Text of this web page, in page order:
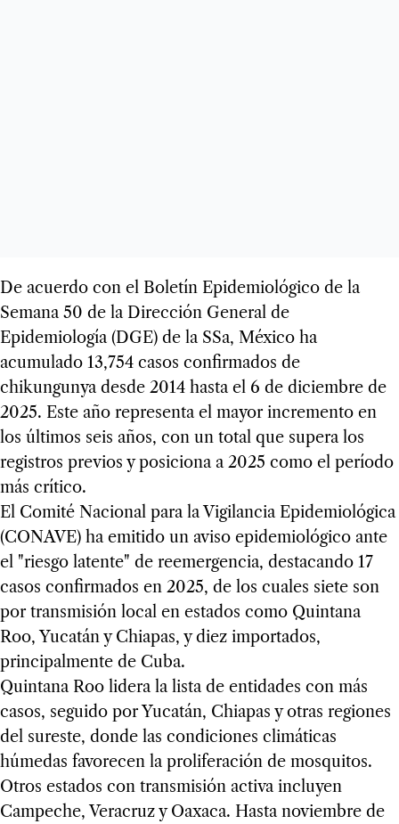
De acuerdo con el Boletín Epidemiológico de la
Semana 50 de la Dirección General de
Epidemiología (DGE) de la SSa, México ha
acumulado 13,754 casos confirmados de
chikungunya desde 2014 hasta el 6 de diciembre de
2025. Este año representa el mayor incremento en
los últimos seis años, con un total que supera los
registros previos y posiciona a 2025 como el período
más crítico.
El Comité Nacional para la Vigilancia Epidemiológica
(CONAVE) ha emitido un aviso epidemiológico ante
el "riesgo latente" de reemergencia, destacando 17
casos confirmados en 2025, de los cuales siete son
por transmisión local en estados como Quintana
Roo, Yucatán y Chiapas, y diez importados,
principalmente de Cuba.
Quintana Roo lidera la lista de entidades con más
casos, seguido por Yucatán, Chiapas y otras regiones
del sureste, donde las condiciones climáticas
húmedas favorecen la proliferación de mosquitos.
Otros estados con transmisión activa incluyen
Campeche, Veracruz y Oaxaca. Hasta noviembre de